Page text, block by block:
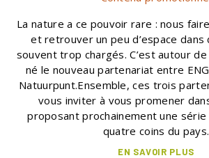
La nature a ce pouvoir rare : nous
et retrouver un peu d’espace dans
souvent trop chargés. C’est autour
né le nouveau partenariat entre
Natuurpunt.Ensemble, ces trois
vous inviter à vous promener
proposant prochainement une série
quatre coins du pays.
EN SAVOIR PLUS